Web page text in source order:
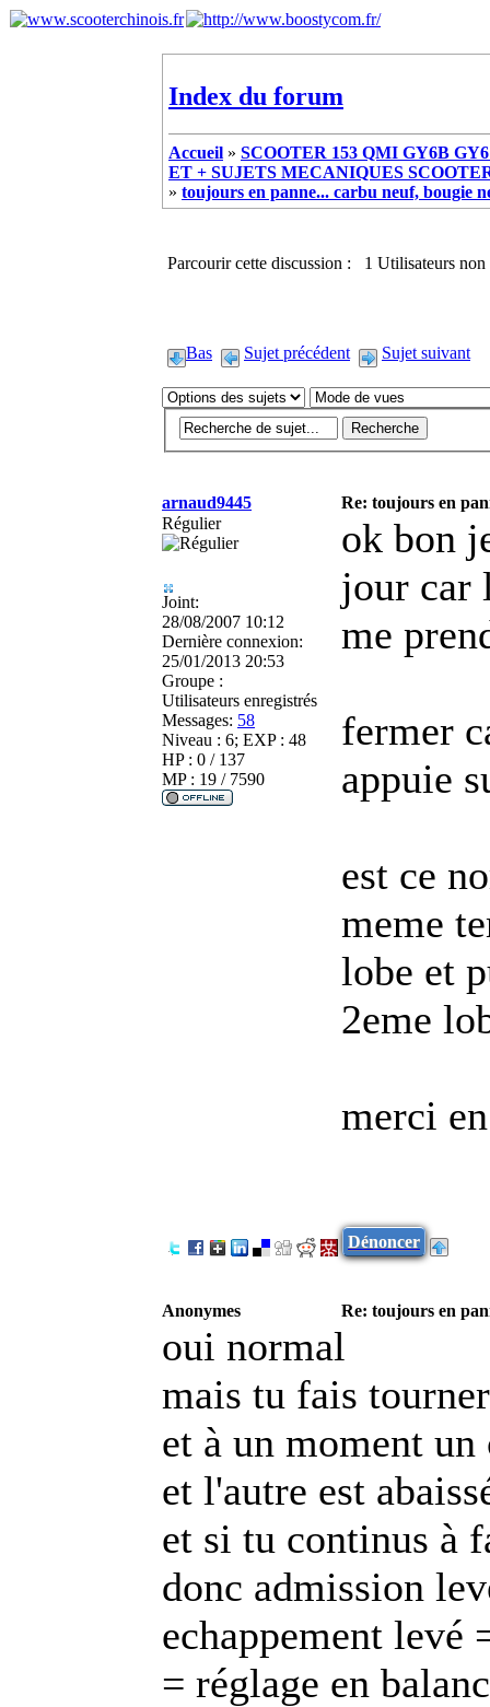
Index du forum
Accueil » SCOOTER 153 QMI GY6B
ET + SUJETS MECANIQUES
» toujours en panne... carbu neuf, bougie
Parcourir cette discussion : 1 Utilisateurs non
Bas Sujet précédent Sujet suivant
arnaud9445
Re: toujours en
Régulier
Joint:
28/08/2007 10:12
Dernière connexion:
25/01/2013 20:53
Groupe :
Utilisateurs enregistrés
Messages: 58
Niveau : 6; EXP : 48
HP : 0 / 137
MP : 19 / 7590
ok bon
jour car
me
fermer
appuie
est ce
meme
lobe et
2eme
merci
Dénoncer
Anonymes Re: toujours en
oui normal
mais tu fais
et à un moment
et l'autre est
et si tu continus à
donc admission
echappement levé
= réglage en